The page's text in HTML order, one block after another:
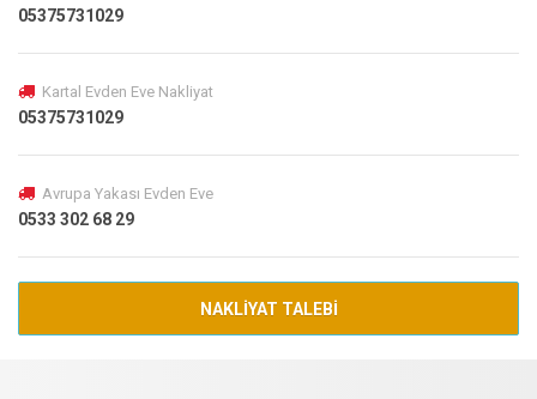
05375731029
Kartal Evden Eve Nakliyat
05375731029
Avrupa Yakası Evden Eve
0533 302 68 29
NAKLİYAT TALEBİ